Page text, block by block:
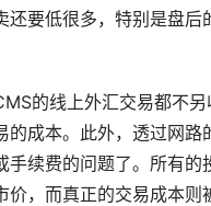
要低很多，特别是盘
的线上外汇交易都不
的成本。此外，透过网
续费的问题了。所有
，而真正的交易成本则